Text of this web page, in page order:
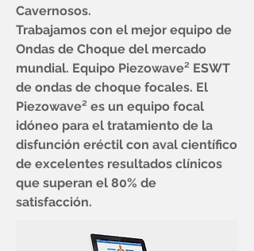
Cavernosos.
Trabajamos con el mejor equipo de
Ondas de Choque del mercado
mundial. Equipo Piezowave² ESWT
de ondas de choque focales. El
Piezowave² es un equipo focal
idóneo para el tratamiento de la
disfunción eréctil con aval científico
de excelentes resultados clínicos
que superan el 80% de
satisfacción.